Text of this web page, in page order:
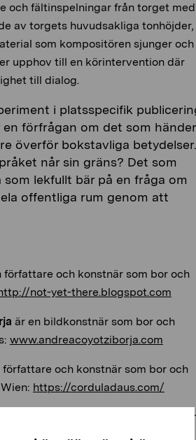
och fältinspelningar från torget med
av torgets huvudsakliga tonhöjder,
som kompositören sjunger och
upphov till en körintervention där
till dialog.
i platsspecifik
förfrågan om det som händer
överför bokstavliga betydelser.
når sin gräns? Det som
lekfullt bär på en fråga om
offentliga rum genom att
författare och konstnär som bor och
not-yet-there.blogspot.com
är en bildkonstnär som bor och
www.andreacoyotziborja.com
författare och konstnär som bor och
https://corduladaus.com/
är en ljudkonstnär och pedagog